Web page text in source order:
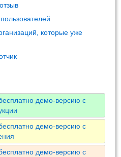
которые уже
демо-версию с
демо-версию с
демо-версию с